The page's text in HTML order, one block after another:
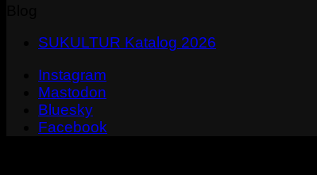
SUKULTUR Katalog 2026
Instagram
Mastodon
Bluesky
Facebook